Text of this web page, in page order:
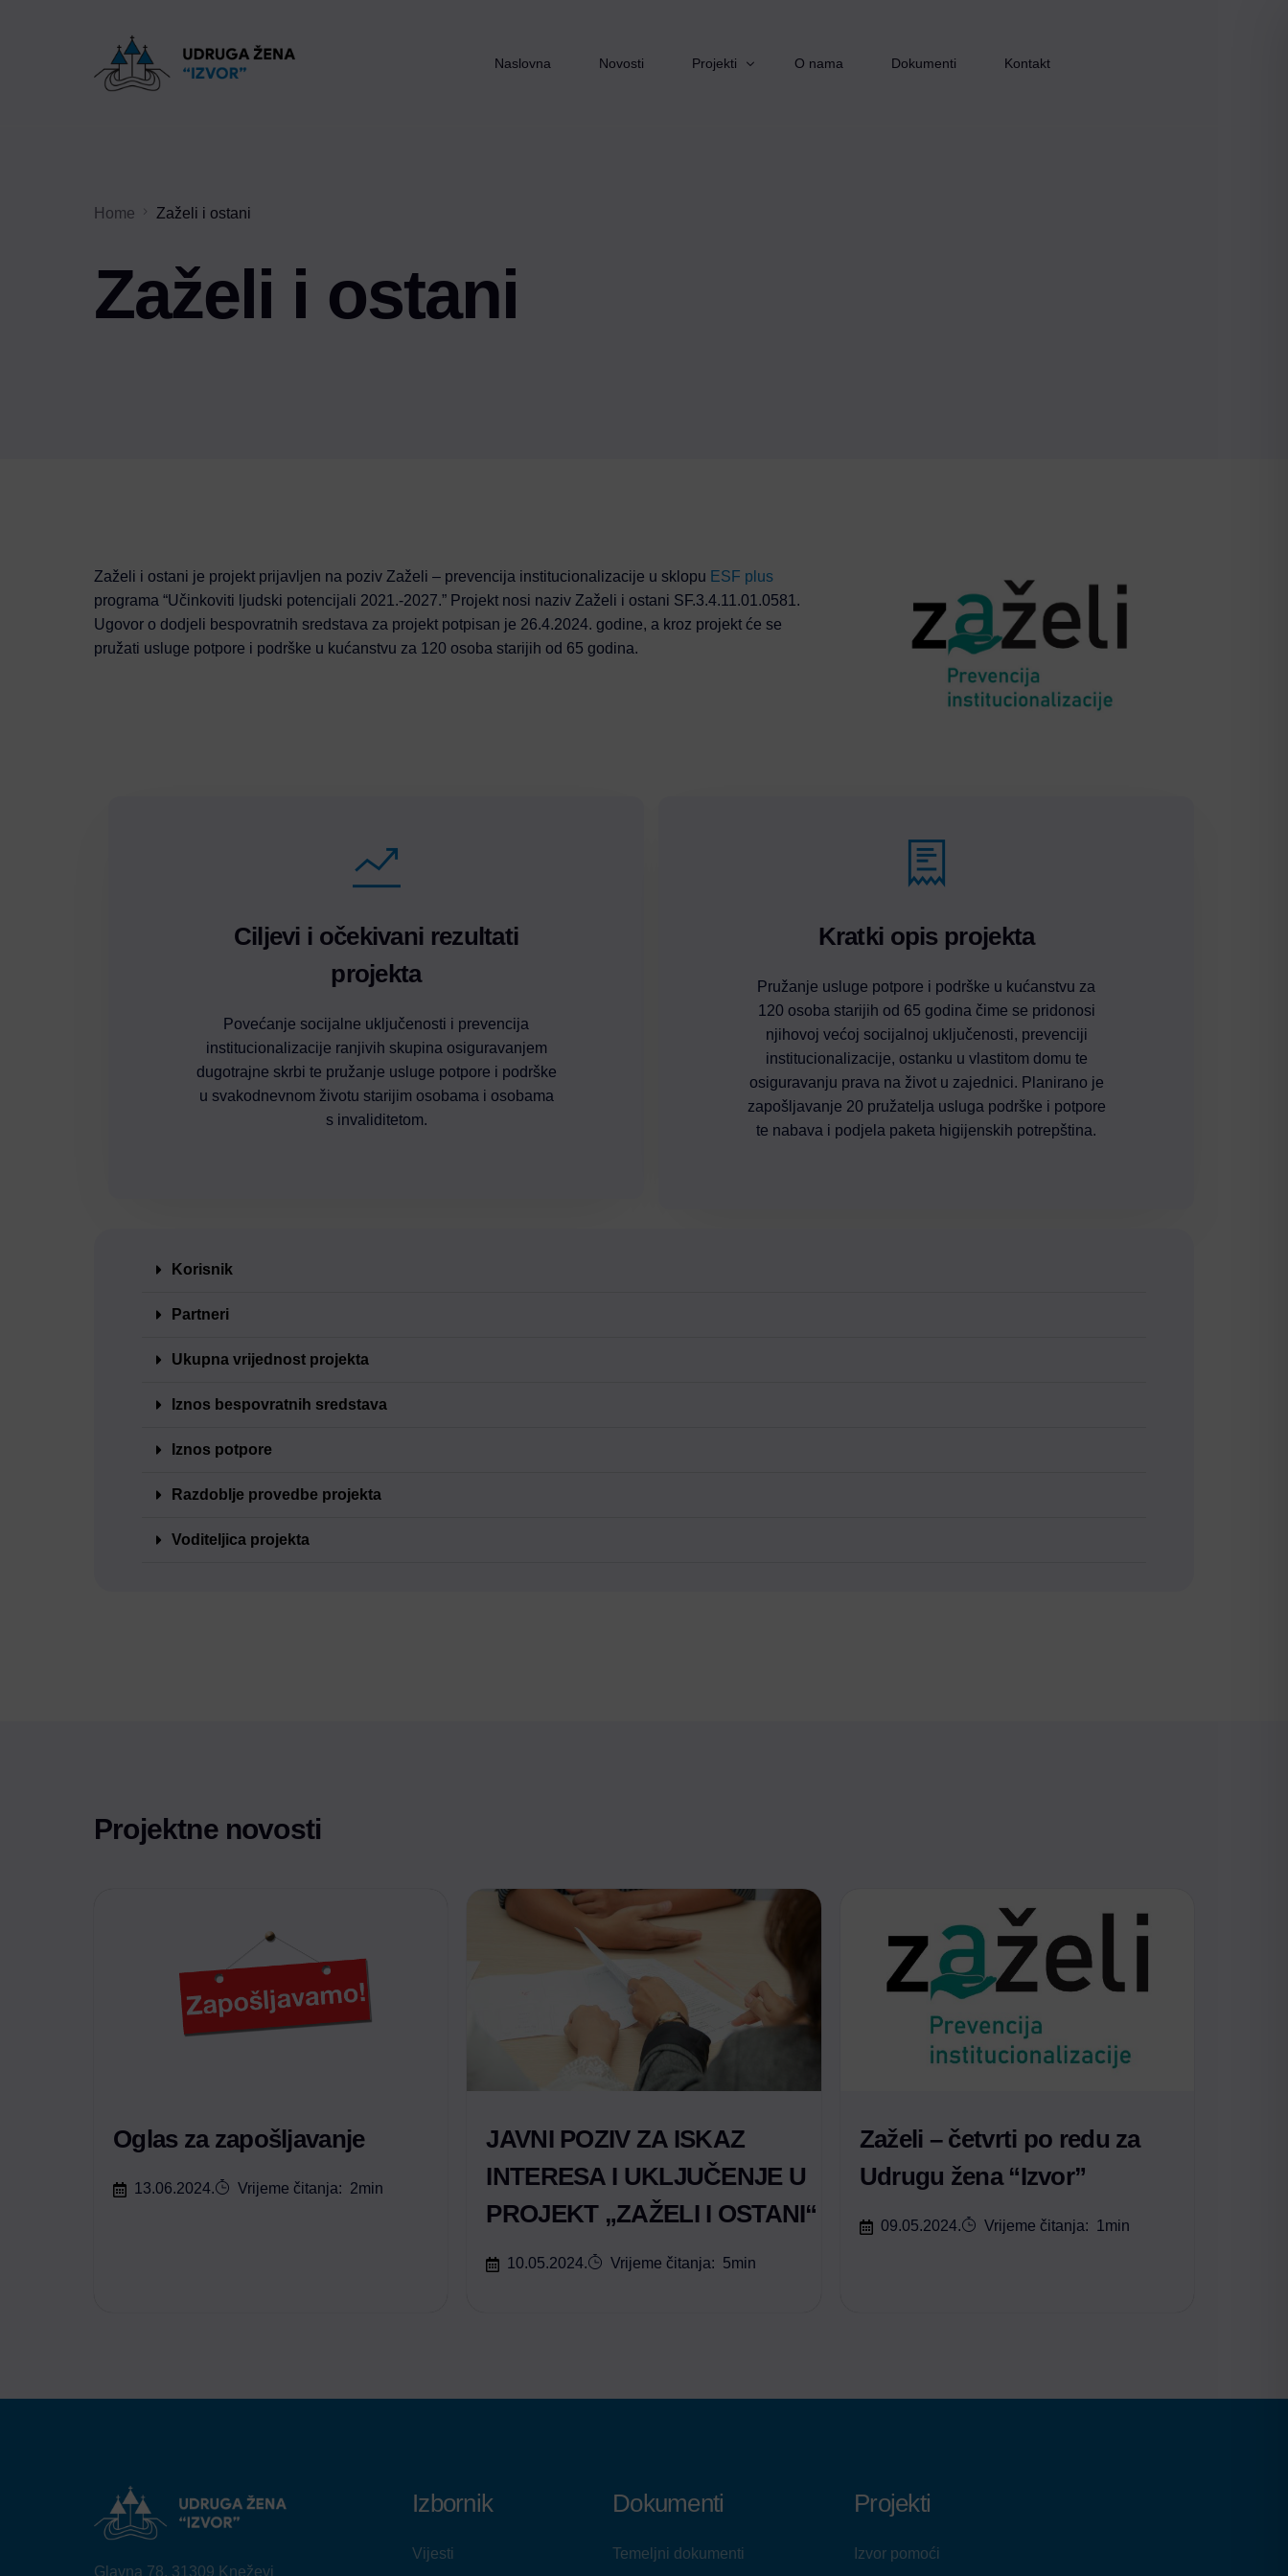
Naslovna Novosti Projekti O nama Dokumenti Kontakt
Home Zaželi i ostani
Zaželi i ostani
Zaželi i ostani je projekt prijavljen na poziv Zaželi – prevencija institucionalizacije u sklopu ESF plus
programa “Učinkoviti ljudski potencijali 2021.-2027.” Projekt nosi naziv Zaželi i ostani SF.3.4.11.01.0581.
Ugovor o dodjeli bespovratnih sredstava za projekt potpisan je 26.4.2024. godine, a kroz projekt će se
pružati usluge potpore i podrške u kućanstvu za 120 osoba starijih od 65 godina.
Ciljevi i očekivani rezultati
projekta
Povećanje socijalne uključenosti i prevencija
institucionalizacije ranjivih skupina osiguravanjem
dugotrajne skrbi te pružanje usluge potpore i podrške
u svakodnevnom životu starijim osobama i osobama
s invaliditetom.
Kratki opis projekta
Pružanje usluge potpore i podrške u kućanstvu za
120 osoba starijih od 65 godina čime se pridonosi
njihovoj većoj socijalnoj uključenosti, prevenciji
institucionalizacije, ostanku u vlastitom domu te
osiguravanju prava na život u zajednici. Planirano je
zapošljavanje 20 pružatelja usluga podrške i potpore
te nabava i podjela paketa higijenskih potrepština.
Korisnik
Partneri
Ukupna vrijednost projekta
Iznos bespovratnih sredstava
Iznos potpore
Razdoblje provedbe projekta
Voditeljica projekta
Projektne novosti
Oglas za zapošljavanje
13.06.2024. Vrijeme čitanja: 2min
JAVNI POZIV ZA ISKAZ
INTERESA I UKLJUČENJE U
PROJEKT „ZAŽELI I OSTANI“
10.05.2024. Vrijeme čitanja: 5min
Zaželi – četvrti po redu za
Udrugu žena “Izvor”
09.05.2024. Vrijeme čitanja: 1 min
Glavna 78, 31309 Kneževi
Izbornik
Vijesti
Dokumenti
Temeljni dokumenti
Projekti
Izvor pomoći